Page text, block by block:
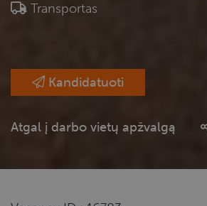
Transportas
Kandidatuoti
Atgal į darbo vietų apžvalgą